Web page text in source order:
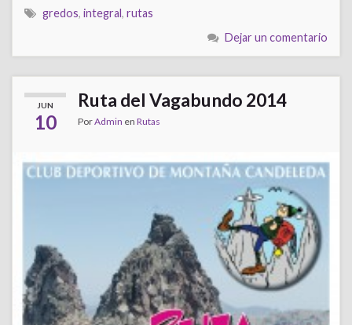
gredos, integral, rutas
Dejar un comentario
JUN
10
Ruta del Vagabundo 2014
PorAdmin en Rutas